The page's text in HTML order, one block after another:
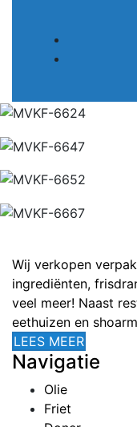
Wij verkopen
ingrediënten,
veel meer! Naast
eethuizen en
LEES MEER
Navigatie
Olie
Friet